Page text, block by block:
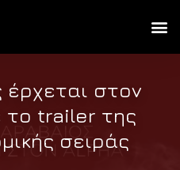
στον
το trailer της
σειράς